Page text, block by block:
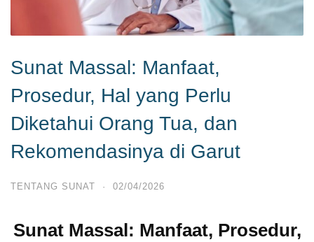
Sunat Massal: Manfaat,
Prosedur, Hal yang Perlu
Diketahui Orang Tua, dan
Rekomendasinya di Garut
TENTANG SUNAT · 02/04/2026
Sunat Massal: Manfaat, Prosedur,